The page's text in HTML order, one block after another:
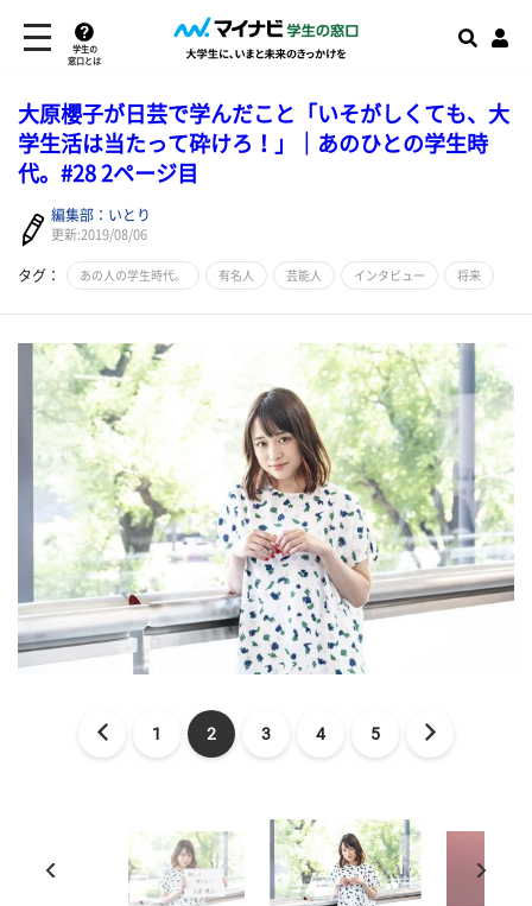
学生の
窓口とは
大原櫻子が日芸で学んだこと「いそがしくても、大
学生活は当たって砕けろ！」｜あのひとの学生時
代。#28 2ページ目
編集部：いとり
更新:2019/08/06
タグ： あの人の学生時代。 有名人 芸能人 インタビュー 将来
1 2 3 4 5